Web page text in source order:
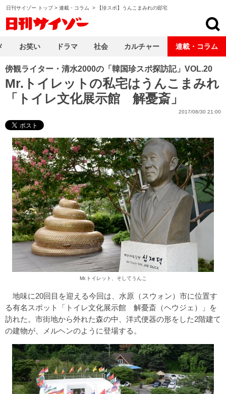
日刊サイゾー トップ> 連載・コラム > 【珍スポ】うんこまみれの邸宅
傍観ライター・清水2000の「韓国珍スポ探訪記」VOL.20
Mr.トイレットの私宅はうんこまみれ
「トイレ文化展示館 解憂斎」
2017/08/30 21:00
Mr.トイレット、そしてうんこ
地味に20回目を迎える今回は、水原（スウォン）市に位置す
る有名スポット「トイレ文化展示館 解憂斎（ヘウジェ）」を
訪れた。市街地から外れた森の中、洋式便器の形をした2階建て
の建物が、メルヘンのように登場する。
お笑い ドラマ 社会 カルチャー 連載・コラム